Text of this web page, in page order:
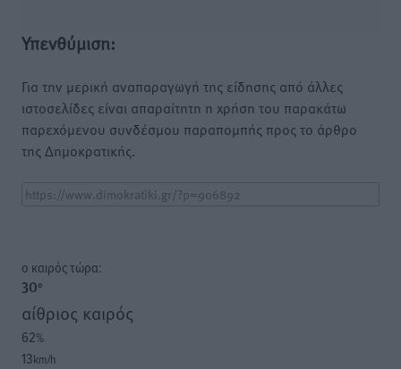
Υπενθύμιση:
Για την μερική αναπαραγωγή της είδησης από άλλες
ιστοσελίδες είναι απαραίτητη η χρήση του παρακάτω
παρεχόμενου συνδέσμου παραπομπής προς το άρθρο
της Δημοκρατικής.
o καιρός τώρα:
30°
αίθριος καιρός
62%
13km/h